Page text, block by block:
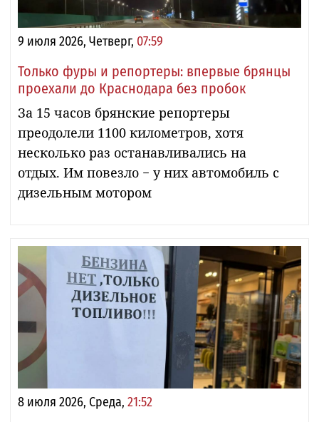
9 июля 2026, Четверг, 07:59
Только фуры и репортеры: впервые брянцы
проехали до Краснодара без пробок
За 15 часов брянские репортеры
преодолели 1100 километров, хотя
несколько раз останавливались на
отдых. Им повезло − у них автомобиль с
дизельным мотором
8 июля 2026, Среда, 21:52